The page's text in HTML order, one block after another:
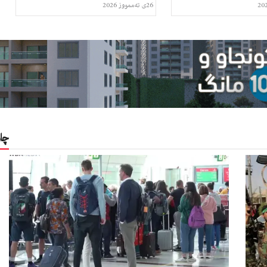
26ی تەممووز 2026
چاوپێکەوتن
ژنێک لە سلێمانی و ناو دڵی
رێکخستنەکانەوە بۆ لۆس ئەنجلس
11ی ئازار 2026